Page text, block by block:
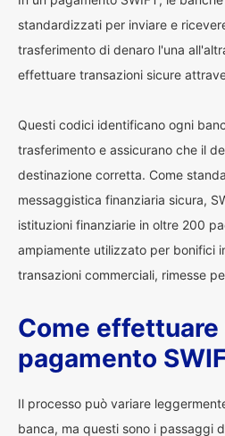
standardizzati per inviare e
trasferimento di denaro l'una
effettuare transazioni sicure
Questi codici identificano ogni
trasferimento e assicurano che il
destinazione corretta. Come
messaggistica finanziaria sicura,
istituzioni finanziarie in oltre 200
ampiamente utilizzato per bonifici
transazioni commerciali, rimesse
Come effettuare
pagamento
Il processo può variare
banca, ma questi sono i passaggi